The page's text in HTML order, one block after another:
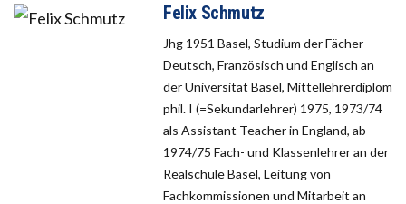
Felix Schmutz
Jhg 1951 Basel, Studium der Fächer
Deutsch, Französisch und Englisch an
der Universität Basel, Mittellehrerdiplom
phil. I (=Sekundarlehrer) 1975, 1973/74
als Assistant Teacher in England, ab
1974/75 Fach- und Klassenlehrer an der
Realschule Basel, Leitung von
Fachkommissionen und Mitarbeit an